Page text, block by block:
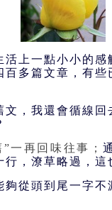
上一點小小的
多篇文章，有些
，我還會循線
一再回味往事；
，潦草略過，這
從頭到尾一字不